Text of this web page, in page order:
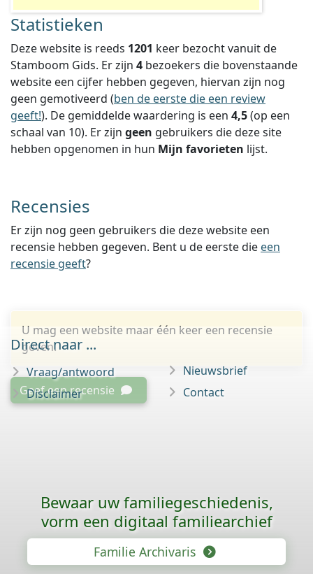
Statistieken
Deze website is reeds 1201 keer bezocht vanuit de
Stamboom Gids. Er zijn 4 bezoekers die bovenstaande
website een cijfer hebben gegeven, hiervan zijn nog
geen gemotiveerd (ben de eerste die een review
geeft!). De gemiddelde waardering is een 4,5(op een
schaal van 10). Er zijn geen gebruikers die deze site
hebben opgenomen in hun Mijn favorieten lijst.
Recensies
Er zijn nog geen gebruikers die deze website een
recensie hebben gegeven. Bent u de eerste die een
recensie geeft?
U mag een website maar één keer een recensie
geven.
Geef een recensie
Direct naar ...
Vraag/antwoord
Disclaimer
Nieuwsbrief
Contact
Bewaar uw familie­geschiedenis,
vorm een digitaal familiearchief
Familie Archivaris